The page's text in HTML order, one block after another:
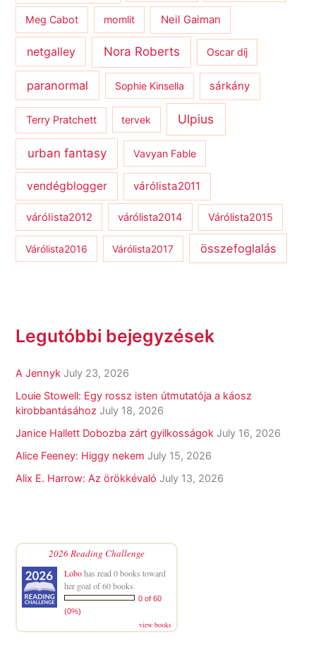
Meg Cabot momlit Neil Gaiman
netgalley Nora Roberts Oscar díj
paranormal Sophie Kinsella sárkány
Terry Pratchett tervek Ulpius
urban fantasy Vavyan Fable
vendégblogger várólista2011
várólista2012 várólista2014 Várólista2015
Várólista2016 Várólista2017 összefoglalás
Legutóbbi bejegyzések
A Jennyk July 23, 2026
Louie Stowell: Egy ​rossz isten útmutatója a káosz
kirobbantásához July 18, 2026
Janice Hallett Dobozba zárt gyilkosságok July 16, 2026
Alice Feeney: Higgy nekem July 15, 2026
Alix E. Harrow: Az örökkévaló July 13, 2026
2026 Reading Challenge
Lobohas read 0 books toward
her goal of 60 books.
0 of 60
(0%)
view books